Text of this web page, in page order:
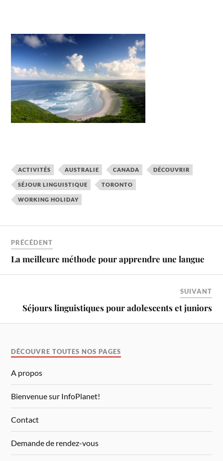
ACTIVITÉS AUSTRALIE CANADA DÉCOUVRIR
SÉJOUR LINGUISTIQUE TORONTO
WORKING HOLIDAY
PRÉCÉDENT
La meilleure méthode pour apprendre une langue
SUIVANT
Séjours linguistiques pour adolescents et juniors
DÉCOUVRE TOUTES NOS PAGES
A propos
Bienvenue sur InfoPlanet!
Contact
Demande de rendez-vous